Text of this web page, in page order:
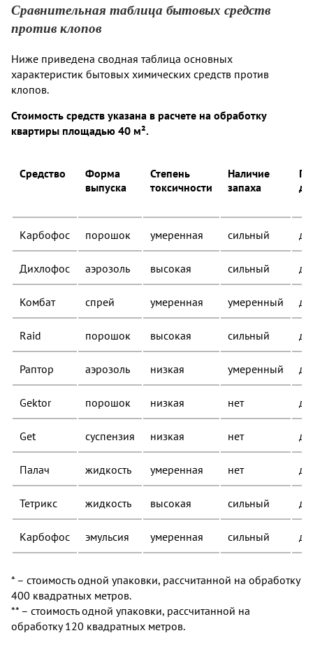
Сравнительная таблица бытовых средств
против клопов
Ниже приведена сводная таблица основных
характеристик бытовых химических средств против
клопов.
Стоимость средств указана в расчете на обработку
квартиры площадью 40 м².
Средство
Форма
выпуска
Степень
токсичности
Наличие
запаха
Карбофос порошок умеренная сильный
Дихлофос аэрозоль высокая сильный
Комбат спрей умеренная умеренный
Raid порошок высокая сильный
Раптор аэрозоль низкая умеренный
Gektor порошок низкая нет
Get суспензия низкая нет
Палач жидкость умеренная нет
Тетрикс жидкость высокая сильный
Карбофос эмульсия умеренная сильный
* – стоимость одной упаковки, рассчитанной на обработку
400 квадратных метров.
** – стоимость одной упаковки, рассчитанной на
обработку 120 квадратных метров.